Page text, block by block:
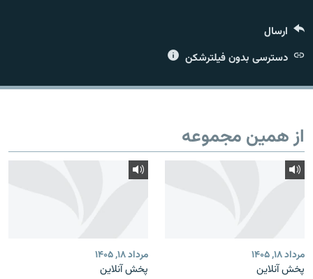
زبان‌های دیگر
ارسال
دسترسی بدون فیلترشکن
از همین مجموعه
مرداد ۱۸, ۱۴۰۵
پخش آنلاین
مرداد ۱۸, ۱۴۰۵
پخش آنلاین